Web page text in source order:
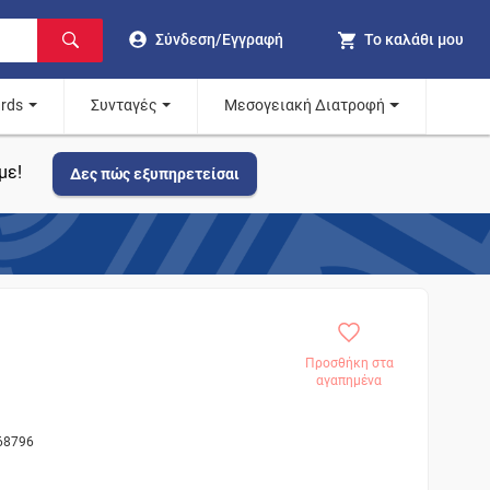
Σύνδεση/Εγγραφή Το καλάθι μου
Συνταγές Μεσογειακή Διατροφή
Δες πώς εξυπηρετείσαι
Προσθήκη στα
αγαπημένα